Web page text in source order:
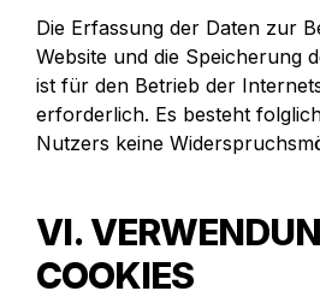
Die Erfassung der Daten zur
Website und die Speicherung
ist für den Betrieb der
erforderlich. Es besteht
Nutzers keine
VI.
COOKIES